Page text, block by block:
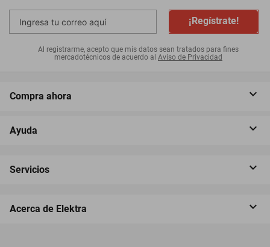
¡Regístrate!
Al registrarme, acepto que mis datos sean tratados para fines
mercadotécnicos de acuerdo al Aviso de Privacidad
Compra ahora
Ayuda
Servicios
Acerca de Elektra